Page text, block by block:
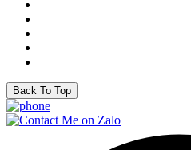
Back To Top